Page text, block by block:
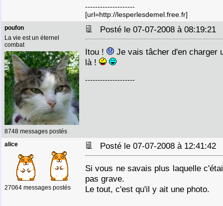
--------------------
[url=http://lesperlesdemel.free.fr]
poufon
La vie est un éternel
combat
8748 messages postés
Posté le 07-07-2008 à 08:19:21
Itou !
Je vais tâcher d'en charger
là !
--------------------
alice
27064 messages postés
Posté le 07-07-2008 à 12:41:42
Si vous ne savais plus laquelle
pas grave.
Le tout, c'est qu'il y ait une photo.